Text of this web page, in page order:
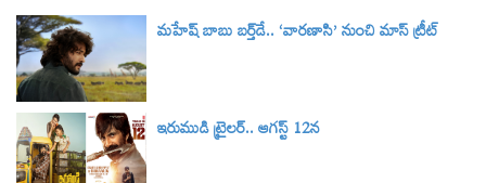
మహేష్ బాబు బర్త్‌డే.. ‘వారణాసి’ నుంచి మాస్ ట్రీట్
ఇరుముడి ట్రైలర్‌.. ఆగస్ట్ 12న